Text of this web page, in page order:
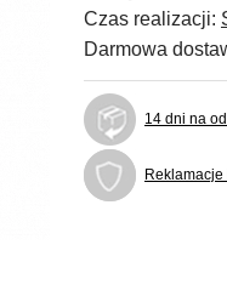
Czas realizacji:
Darmowa
14 dni na